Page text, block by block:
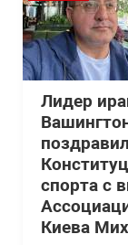
Лидер
спорта с
Киева